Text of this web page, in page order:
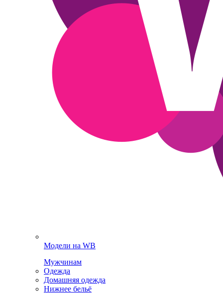
Модели на WB
Мужчинам
Одежда
Домашняя одежда
Нижнее бельё